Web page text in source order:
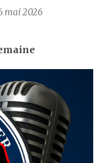
mai 2026